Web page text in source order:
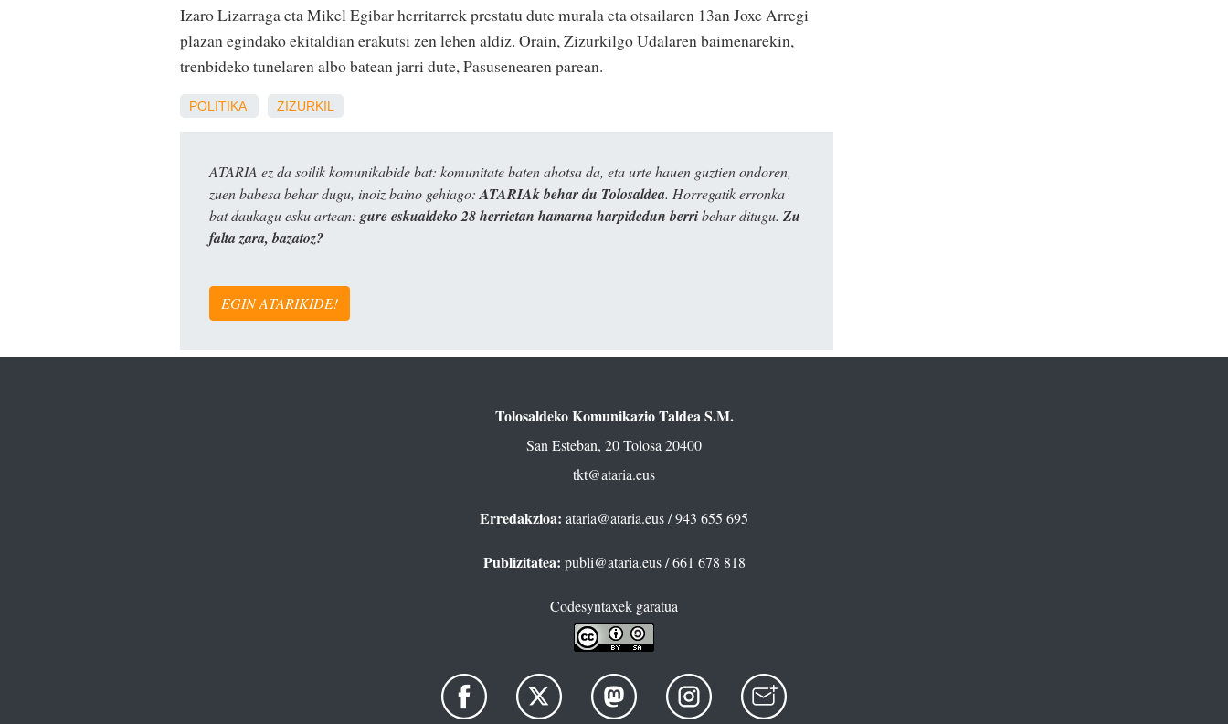
Izaro Lizarraga eta Mikel Egibar herritarrek prestatu dute murala eta otsailaren 13an Joxe Arregi
plazan egindako ekitaldian erakutsi zen lehen aldiz. Orain, Zizurkilgo Udalaren baimenarekin,
trenbideko tunelaren albo batean jarri dute, Pasusenearen parean.
POLITIKA ZIZURKIL
ATARIA ez da soilik komunikabide bat: komunitate baten ahotsa da, eta urte hauen guztien ondoren,
zuen babesa behar dugu, inoiz baino gehiago: ATARIAk behar du Tolosaldea. Horregatik erronka
bat daukagu esku artean: gure eskualdeko 28 herrietan hamarna harpidedun berribehar ditugu. Zu
falta zara, bazatoz?
EGIN ATARIKIDE!
Tolosaldeko Komunikazio Taldea S.M.
San Esteban, 20 Tolosa 20400
tkt@ataria.eus
Erredakzioa: ataria@ataria.eus/ 943 655 695
Publizitatea: publi@ataria.eus/ 661 678 818
Codesyntaxek garatua